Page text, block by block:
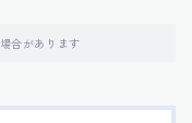
合があります